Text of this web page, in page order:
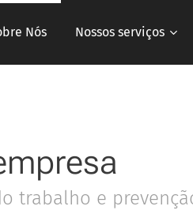
Nós Nossos serviços
trabalho e